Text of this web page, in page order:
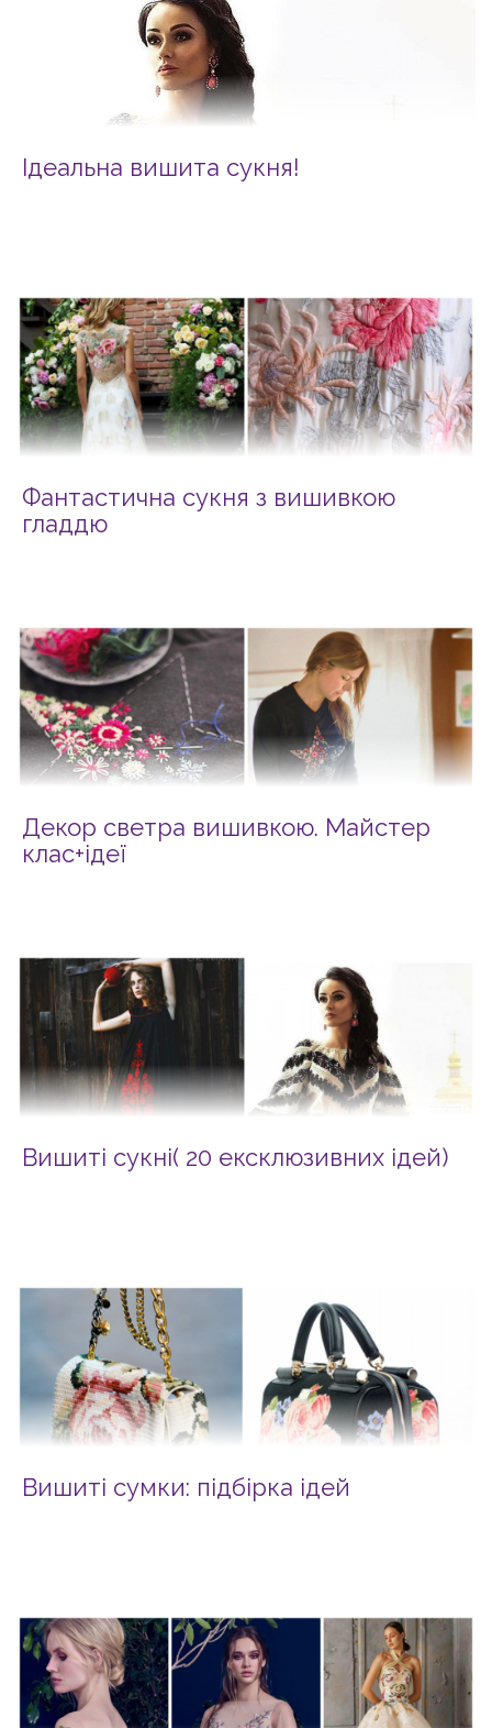
Ідеальна вишита сукня!
Фантастична сукня з вишивкою
гладдю
Декор светра вишивкою. Майстер
клас+ідеї
Вишиті сукні( 20 ексклюзивних ідей)
Вишиті сумки: підбірка ідей